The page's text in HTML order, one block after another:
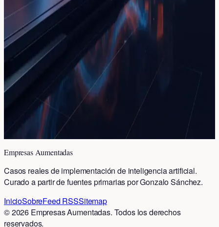
Rare Hopes NFP usa pipelines de datos con Cloudera y
IA para acelerar investigación de enfermedades raras,
logrando en meses lo que tomaría años.
Cómo la IA automatiza el análisis de
datos de vehículos autónomos:
Nomadic levanta $8.4 millones
Nomadic levanta $8.4M para automatizar el análisis de
millones de horas de video de vehículos autónomos.
Aprende cómo la IA puede organizar tus datos masivos.
Empresas Aumentadas
Casos reales de implementación de inteligencia artificial.
Curado a partir de fuentes primarias por Gonzalo Sánchez.
InicioSobreFeed RSSSitemap
©2026 Empresas Aumentadas. Todos los derechos
reservados.